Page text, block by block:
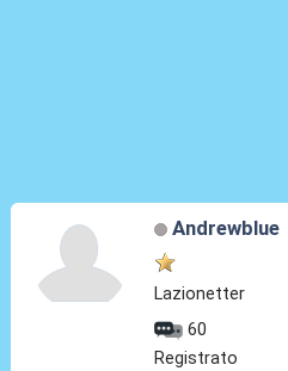
Andrewblue
Lazionetter
60
Registrato